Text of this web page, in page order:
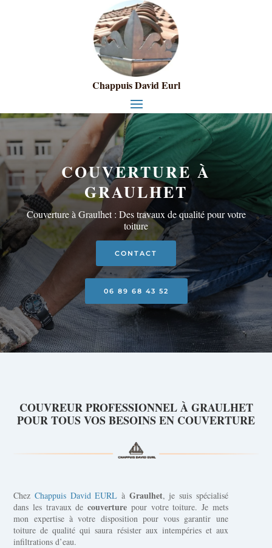
Chappuis David Eurl
COUVERTURE À
GRAULHET
Couverture à Graulhet : Des travaux de qualité pour votre
toiture
CONTACT
06 89 68 43 52
COUVREUR PROFESSIONNEL À GRAULHET
POUR TOUS VOS BESOINS EN COUVERTURE
ChezChappuis David EURL à Graulhet, je suis spécialisé
dans les travaux decouverture pour votre toiture. Je mets
mon expertise à votre disposition pour vous garantir une
toiture de qualité qui saura résister aux intempéries et aux
infiltrations d’eau.